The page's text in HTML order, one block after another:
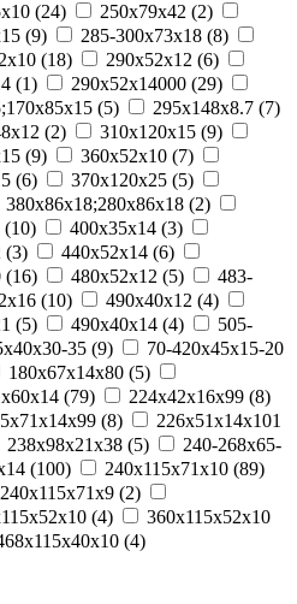
(24) 250х79х42 (2)
(9) 285-300x73x18 (8)
(18) 290x52x12 (6)
(1) 290х52х14000 (29)
(5) 295х148х8.7 (7)
(2) 310x120x15 (9)
(9) 360х52х10 (7)
(6) 370х120х25 (5)
380х86х18;280х86х18 (2)
(10) 400х35х14 (3)
(3) 440х52х14 (6)
(16) 480х52х12 (5)
483-
(10) 490x40x12 (4)
(5) 490х40х14 (4)
505-
35 (9)
70-420x45x15-20
180х67х14х80 (5)
(79) 224х42х16х99 (8)
(8)
226х51х14х101
238х98х21х38 (5)
240-268x65-
(100) 240x115x71x10 (89)
240x115x71x9 (2)
(4)
360x115x52x10
(4)